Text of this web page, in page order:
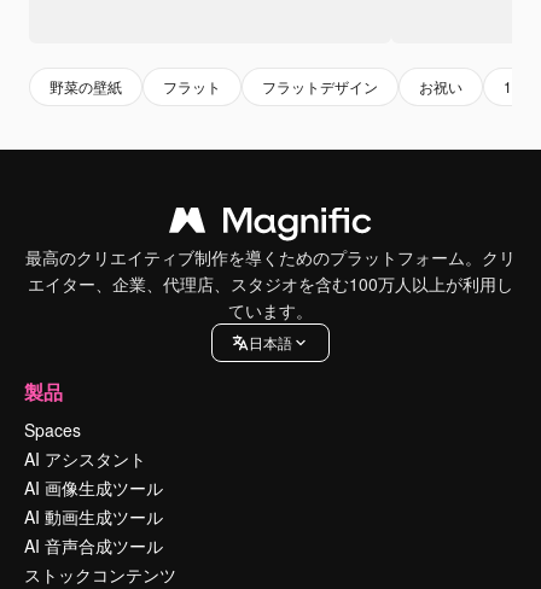
野菜の壁紙 フラット フラットデザイン お祝い 1月
最高のクリエイティブ制作を導くためのプラットフォーム。クリ
エイター、企業、代理店、スタジオを含む100万人以上が利用し
ています。
日本語
製品
Spaces
AI アシスタント
AI 画像生成ツール
AI 動画生成ツール
AI 音声合成ツール
ストックコンテンツ